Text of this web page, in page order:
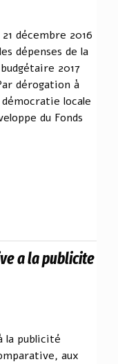
décembre 2016
dépenses de la
2017
dérogation à
locale
du Fonds
a la publicite
la publicité
aux